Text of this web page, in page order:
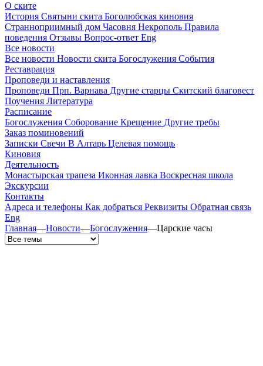
О ските
История Святыни скита Боголюбская киновия
Странноприимный дом Часовня Некрополь Правила
поведения Отзывы Вопрос-ответ Eng
Все новости
Все новости Новости скита Богослужения События
Реставрация
Проповеди и наставления
Проповеди Прп. Варнава Другие старцы Скитский благовест
Поучения Литература
Расписание
Богослужения Соборование Крещение Другие требы
Заказ поминовений
Записки Свечи В Алтарь Целевая помощь
Киновия
Деятельность
Монастырская трапеза Иконная лавка Воскресная школа
Экскурсии
Контакты
Адреса и телефоны Как добраться Реквизиты Обратная связь
Eng
Главная—Новости—Богослужения—Царские часы